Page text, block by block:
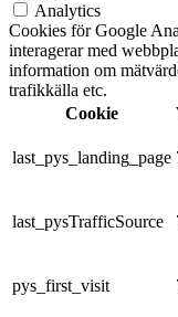
Analytics
Cookies för Google
interagerar med
information om
trafikkälla etc.
Cookie
last_pys_landing_page
last_pysTrafficSource
pys_first_visit